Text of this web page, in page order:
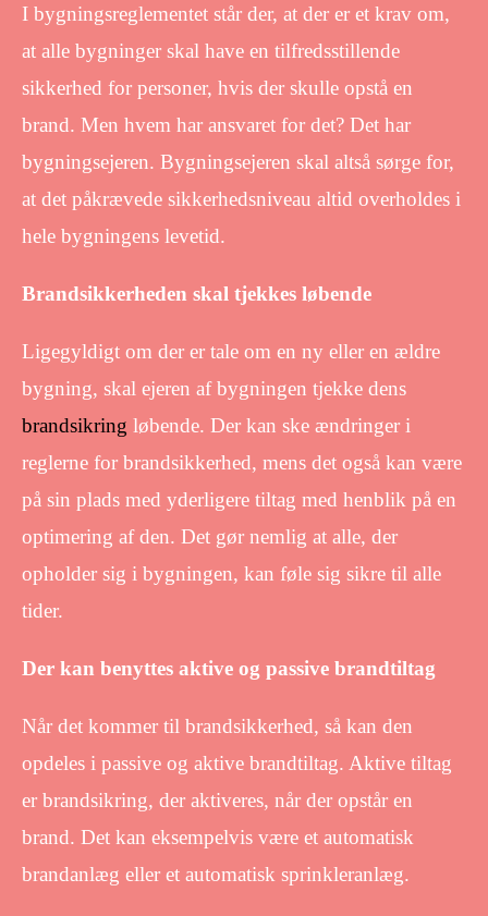
I bygningsreglementet står der, at der er et krav om,
at alle bygninger skal have en tilfredsstillende
sikkerhed for personer, hvis der skulle opstå en
brand. Men hvem har ansvaret for det? Det har
bygningsejeren. Bygningsejeren skal altså sørge for,
at det påkrævede sikkerhedsniveau altid overholdes i
hele bygningens levetid.
Brandsikkerheden skal tjekkes løbende
Ligegyldigt om der er tale om en ny eller en ældre
bygning, skal ejeren af bygningen tjekke dens
brandsikring løbende. Der kan ske ændringer i
reglerne for brandsikkerhed, mens det også kan være
på sin plads med yderligere tiltag med henblik på en
optimering af den. Det gør nemlig at alle, der
opholder sig i bygningen, kan føle sig sikre til alle
tider.
Der kan benyttes aktive og passive brandtiltag
Når det kommer til brandsikkerhed, så kan den
opdeles i passive og aktive brandtiltag. Aktive tiltag
er brandsikring, der aktiveres, når der opstår en
brand. Det kan eksempelvis være et automatisk
brandanlæg eller et automatisk sprinkleranlæg.